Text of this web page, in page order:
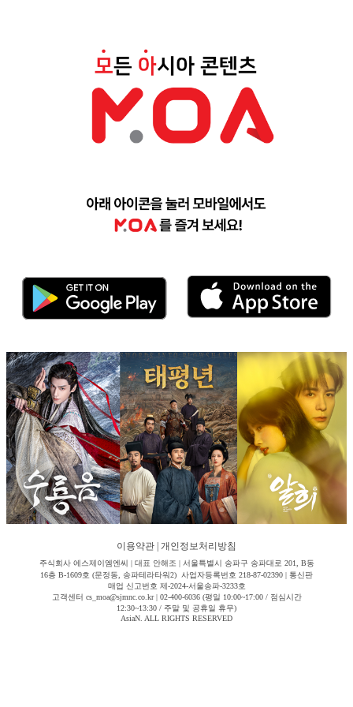
이용약관 개인정보처리방침
주식회사 에스제이엠엔씨 | 대표 안해조 | 서울특별시 송파구 송파대로 201, B동
16층 B-1609호 (문정동, 송파테라타워2) 사업자등록번호 218-87-02390 | 통신판
매업 신고번호 제-2024-서울송파-3233호
고객센터 cs_moa@sjmnc.co.kr | 02-400-6036 (평일 10:00~17:00 / 점심시간
12:30~13:30 / 주말 및 공휴일 휴무)
AsiaN. ALL RIGHTS RESERVED